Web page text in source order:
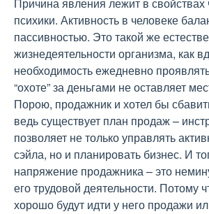
психики. Активность в человеке
пассивностью. Это такой же
жизнедеятельности организма, как
необходимость ежедневно
“охоте” за деньгами не оставляет
Порою, продажник и хотел бы
ведь существует план продаж –
позволяет не только управлять
сэйла, но и планировать бизнес. И
напряжение продажника – это
его трудовой деятельности. Потому
хорошо будут идти у него продажи